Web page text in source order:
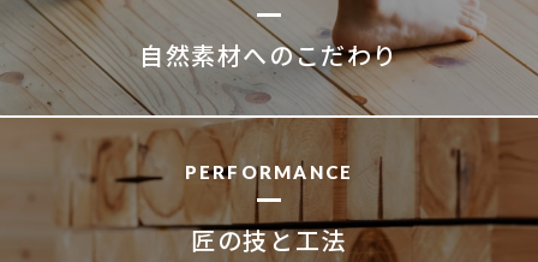
自然素材へのこだわり
PERFORMANCE
匠の技と工法